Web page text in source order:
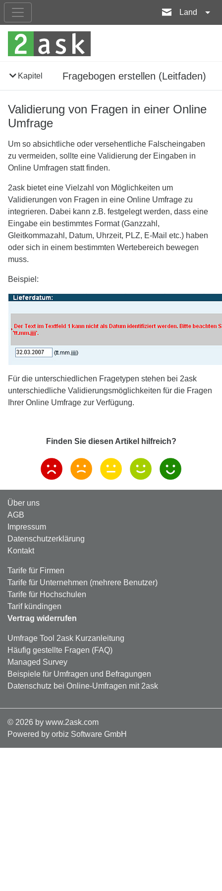
Land
Kapitel Fragebogen erstellen (Leitfaden)
Validierung von Fragen in einer Online
Umfrage
Um so absichtliche oder versehentliche Falscheingaben
zu vermeiden, sollte eine Validierung der Eingaben in
Online Umfragen statt finden.
2ask bietet eine Vielzahl von Möglichkeiten um
Validierungen von Fragen in eine Online Umfrage zu
integrieren. Dabei kann z.B. festgelegt werden, dass eine
Eingabe ein bestimmtes Format (Ganzzahl,
Gleitkommazahl, Datum, Uhrzeit, PLZ, E-Mail etc.) haben
oder sich in einem bestimmten Wertebereich bewegen
muss.
Beispiel:
Für die unterschiedlichen Fragetypen stehen bei 2ask
unterschiedliche Validierungsmöglichkeiten für die Fragen
Ihrer Online Umfrage zur Verfügung.
Finden Sie diesen Artikel hilfreich?
Über uns
AGB
Impressum
Datenschutzerklärung
Kontakt
Tarife für Firmen
Tarife für Unternehmen (mehrere Benutzer)
Tarife für Hochschulen
Tarif kündingen
Vertrag widerrufen
Umfrage Tool 2ask Kurzanleitung
Häufig gestellte Fragen (FAQ)
Managed Survey
Beispiele für Umfragen und Befragungen
Datenschutz bei Online-Umfragen mit 2ask
© 2026 by www.2ask.com
Powered by orbiz Software GmbH